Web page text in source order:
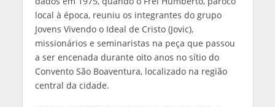
local à época, reuniu os integrantes do grupo
Jovens Vivendo o Ideal de Cristo (Jovic),
missionários e seminaristas na peça que passou
a ser encenada durante oito anos no sítio do
Convento São Boaventura, localizado na região
central da cidade.